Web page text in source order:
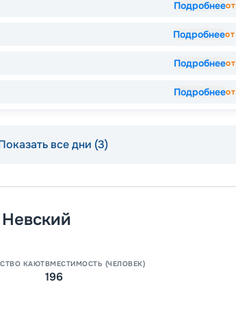
Подробнееот
Подробнееот
Подробнееот
Подробнееот
все дни (3)
КАЮТВМЕСТИМОСТЬ (ЧЕЛОВЕК)
196